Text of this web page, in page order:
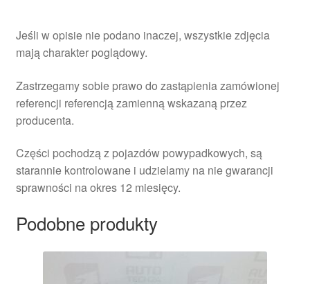
Jeśli w opisie nie podano inaczej, wszystkie zdjęcia
mają charakter poglądowy.
Zastrzegamy sobie prawo do zastąpienia zamówionej
referencji referencją zamienną wskazaną przez
producenta.
Części pochodzą z pojazdów powypadkowych, są
starannie kontrolowane i udzielamy na nie gwarancji
sprawności na okres 12 miesięcy.
Podobne produkty